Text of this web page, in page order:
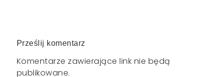
Prześlij komentarz
Komentarze zawierające link nie będą
publikowane.